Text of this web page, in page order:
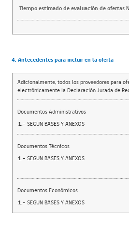
Tiempo estimado de evaluación de ofertas
4. Antecedentes para incluir en la oferta
Adicionalmente, todos los proveedores para
electrónicamente la Declaración Jurada de
Documentos Administrativos
1.- SEGUN BASES Y ANEXOS
Documentos Técnicos
1.- SEGUN BASES Y ANEXOS
Documentos Económicos
1.- SEGUN BASES Y ANEXOS